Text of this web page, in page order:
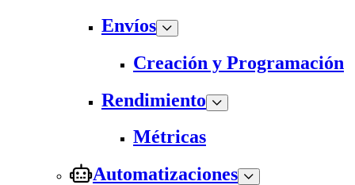
Envíos
Creación y Programación
Rendimiento
Métricas
Automatizaciones